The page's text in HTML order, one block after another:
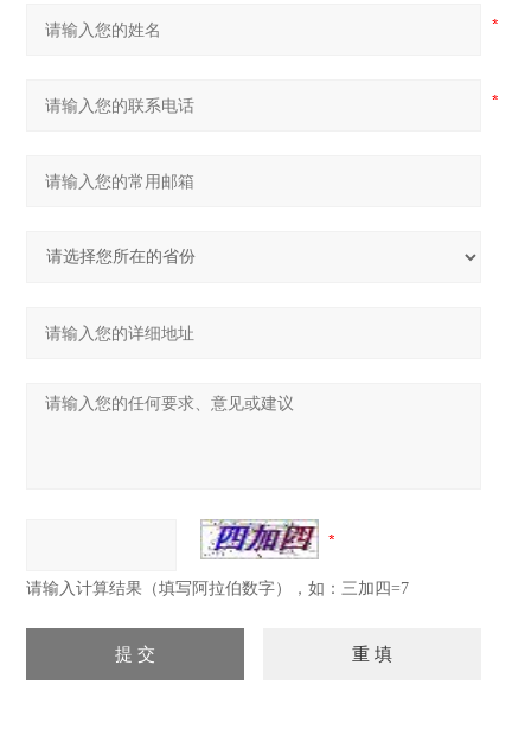
请输入计算结果（填写阿拉伯数字），如：三加四=7